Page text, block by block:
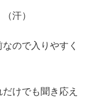
汗）
ので入りやすく
けでも聞き応え